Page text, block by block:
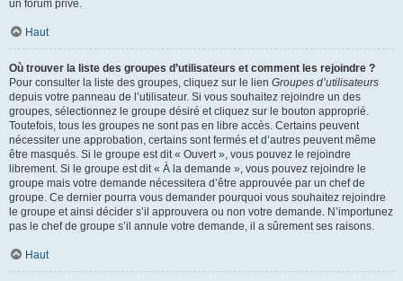
un forum privé.
Haut
Où trouver la liste des groupes d’utilisateurs et comment les rejoindre ?
Pour consulter la liste des groupes, cliquez sur le lien Groupes d’utilisateurs
depuis votre panneau de l’utilisateur. Si vous souhaitez rejoindre un des
groupes, sélectionnez le groupe désiré et cliquez sur le bouton approprié.
Toutefois, tous les groupes ne sont pas en libre accès. Certains peuvent
nécessiter une approbation, certains sont fermés et d’autres peuvent même
être masqués. Si le groupe est dit « Ouvert », vous pouvez le rejoindre
librement. Si le groupe est dit « À la demande », vous pouvez rejoindre le
groupe mais votre demande nécessitera d’être approuvée par un chef de
groupe. Ce dernier pourra vous demander pourquoi vous souhaitez rejoindre
le groupe et ainsi décider s’il approuvera ou non votre demande. N’importunez
pas le chef de groupe s’il annule votre demande, il a sûrement ses raisons.
Haut